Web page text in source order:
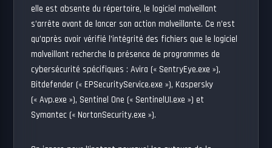
elle est absente du répertoire, le logiciel malveillant
s’arrête avant de lancer son action malveillante. Ce n’est
qu’après avoir vérifié l’intégrité des fichiers que le logiciel
malveillant recherche la présence de programmes de
cybersécurité spécifiques : Avira (« SentryEye.exe »),
Bitdefender (« EPSecurityService.exe »), Kaspersky
(« Avp.exe »), Sentinel One (« SentinelUI.exe ») et
Symantec (« NortonSecurity.exe »).